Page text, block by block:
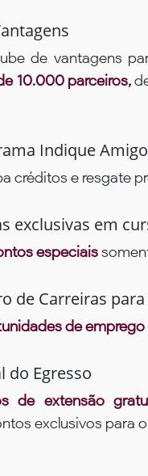
de vantagens
10.000 parceiros,
Indique
créditos e resgate
exclusivas em
especiais
de Carreiras
de emprego
do Egresso
de extensão
exclusivos para